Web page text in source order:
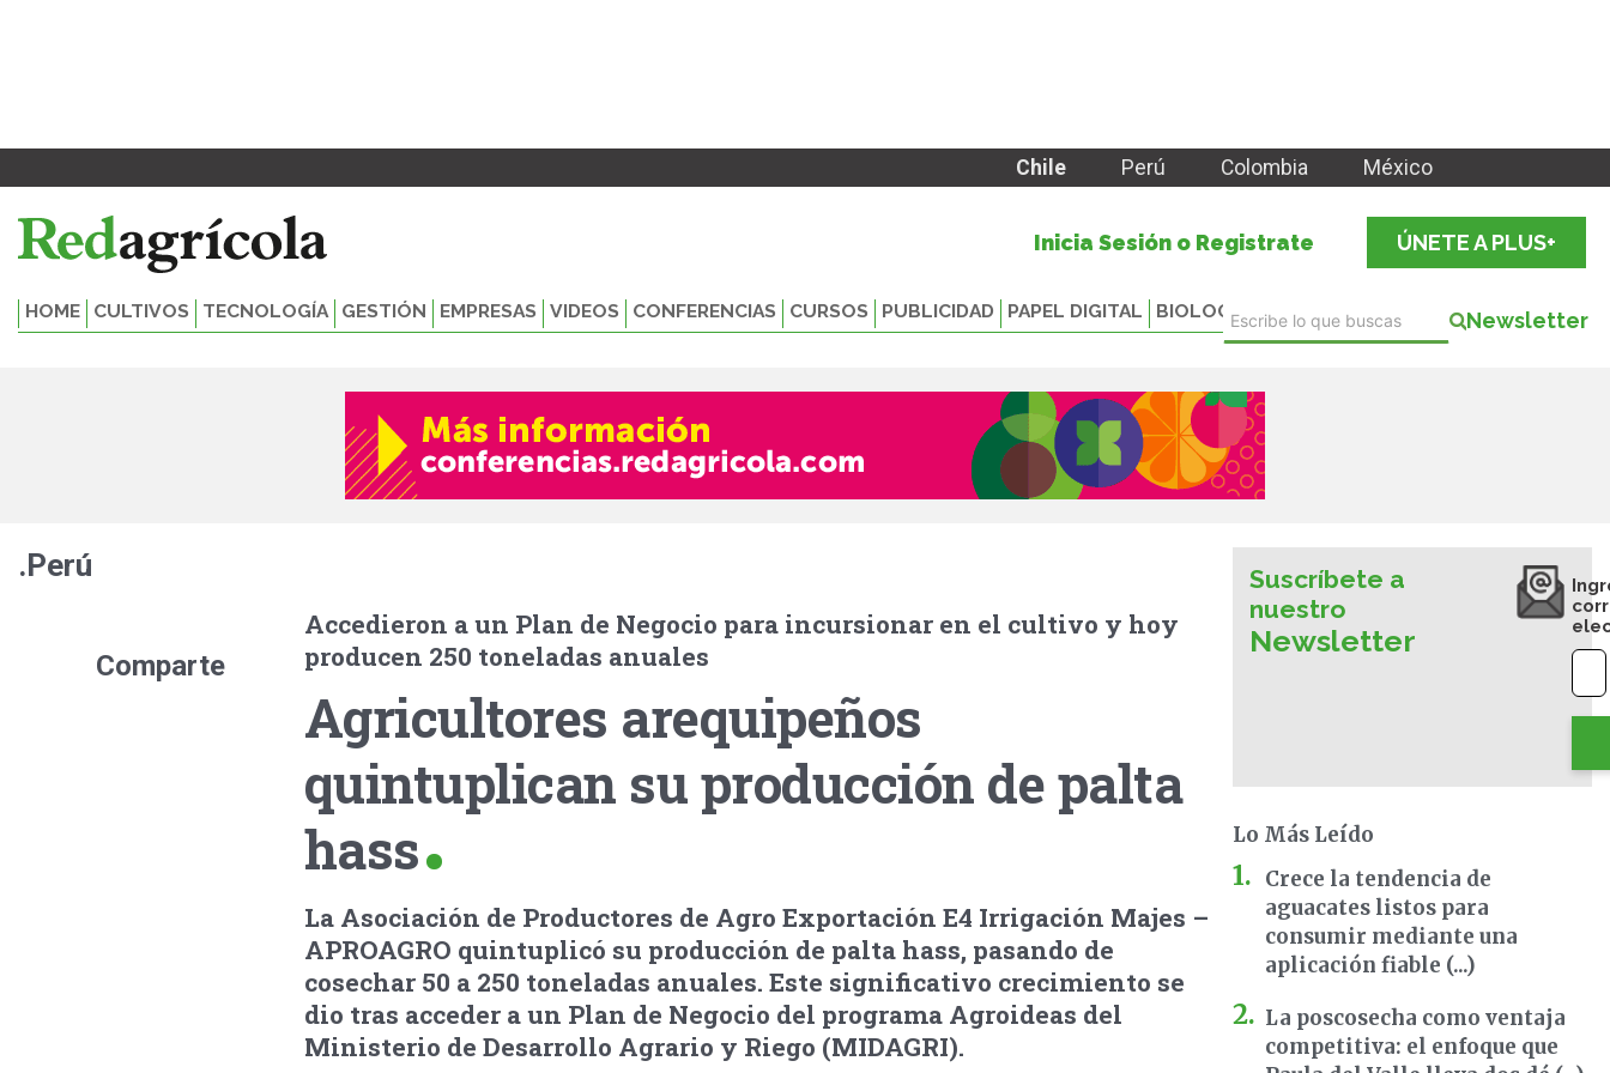
Chile Perú Colombia México
Inicia Sesión o Registrate ÚNETE A PLUS+
HOME CULTIVOS TECNOLOGÍA GESTIÓN EMPRESAS VIDEOS CONFERENCIAS CURSOS PUBLICIDAD PAPEL DIGITAL BIOLOGICALS Newsletter
.Perú
Comparte
Accedieron a un Plan de Negocio para incursionar en el cultivo y hoy
producen 250 toneladas anuales
Agricultores arequipeños
quintuplican su producción de palta
hass
La Asociación de Productores de Agro Exportación E4 Irrigación Majes –
APROAGRO quintuplicó su producción de palta hass, pasando de
cosechar 50 a 250 toneladas anuales. Este significativo crecimiento se
dio tras acceder a un Plan de Negocio del programa Agroideas del
Ministerio de Desarrollo Agrario y Riego (MIDAGRI).
Suscríbete a
nuestro
Newsletter
Lo Más Leído
Crece la tendencia de
aguacates listos para
consumir mediante una
aplicación fiable (...)
La poscosecha como ventaja
competitiva: el enfoque que